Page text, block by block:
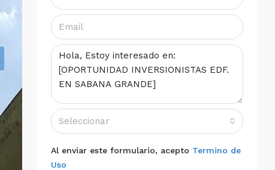
Seleccionar
Al enviar este formulario, acepto Termino de
Uso